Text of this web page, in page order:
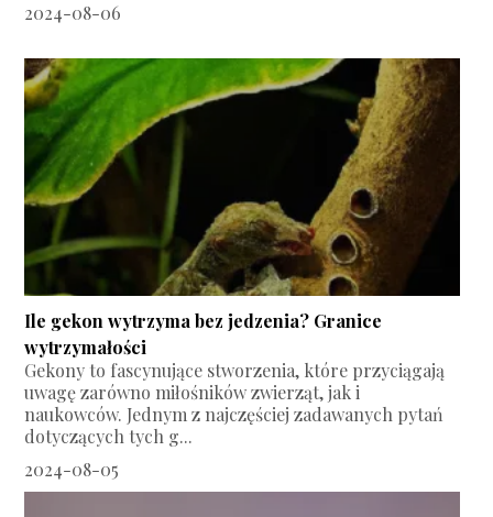
2024-08-06
Ile gekon wytrzyma bez jedzenia? Granice
wytrzymałości
Gekony to fascynujące stworzenia, które przyciągają
uwagę zarówno miłośników zwierząt, jak i
naukowców. Jednym z najczęściej zadawanych pytań
dotyczących tych g...
2024-08-05